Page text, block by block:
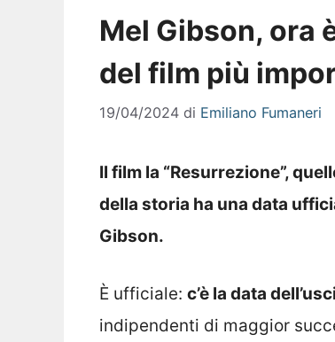
Mel Gibson, ora
del film più
19/04/2024 di Emiliano Fumaneri
Il film la “Resurrezione”,
della storia ha una data
Gibson.
È ufficiale: c’è la data
indipendenti di maggior